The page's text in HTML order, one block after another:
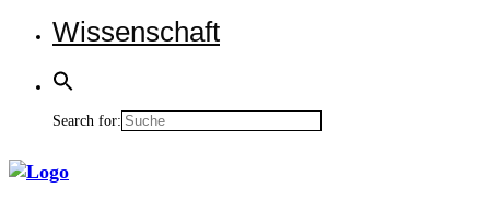
Wis­sen­schaft
Search for: